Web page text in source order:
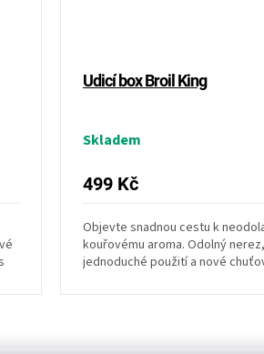
Udicí box Broil King
Skladem
499 Kč
Objevte snadnou cestu k
kouřovému aroma. Odolný nerez,
jednoduché použití a nové